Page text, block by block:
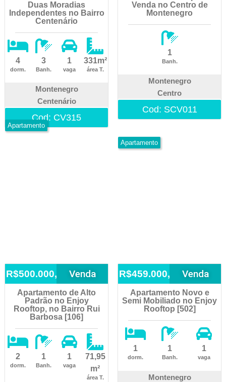
Duas Moradias
Independentes no Bairro
Centenário
4
dorm.
3
Banh.
1
vaga
331m²
área T.
Montenegro
Centenário
Cod: CV315
Venda no Centro de
Montenegro
1
Banh.
Montenegro
Centro
Cod: SCV011
R$500.000,00 Venda
Apartamento
Apartamento de Alto
Padrão no Enjoy
Rooftop, no Bairro Rui
Barbosa [106]
2
dorm.
1
Banh.
1
vaga
71,95
m²
área T.
R$459.000,00 Venda
Apartamento
Apartamento Novo e
Semi Mobiliado no Enjoy
Rooftop [502]
1
dorm.
1
Banh.
1
vaga
Montenegro